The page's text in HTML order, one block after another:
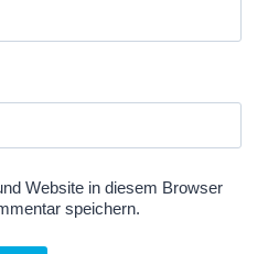
Website in diesem Browser
speichern.